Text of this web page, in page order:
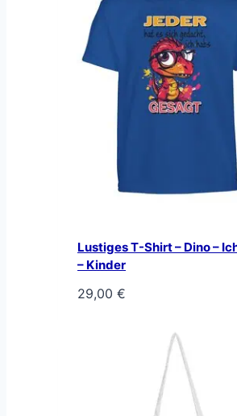
Lustiges T-Shirt – Dino –
– Kinder
29,00 €